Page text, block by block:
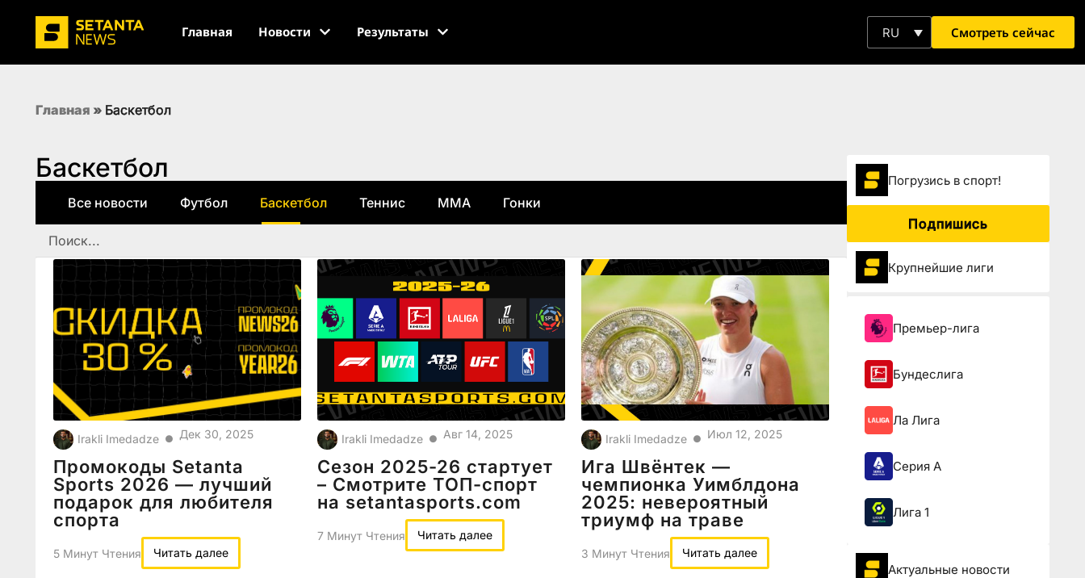
Главная Новости Результаты RU Смотреть сейчас
Главная » Баскетбол
Баскетбол
Все новости Футбол Баскетбол Теннис ММА Гонки
Irakli Imedadze ● Дек 30, 2025
Промокоды Setanta
Sports 2026 — лучший
подарок для любителя
спорта
5 Минут Чтения Читать далее
Irakli Imedadze ● Авг 14, 2025
Сезон 2025-26 стартует
– Смотрите ТОП-спорт
на setantasports.com
7 Минут Чтения Читать далее
Irakli Imedadze ● Июл 12, 2025
Ига Швёнтек —
чемпионка Уимблдона
2025: невероятный
триумф на траве
3 Минут Чтения Читать далее
Погрузиcь в спорт!
Подпишись
Крупнейшие лиги
Премьер-лига
Бундеслига
Ла Лига
Серия А
Лига 1
Актуальные новости